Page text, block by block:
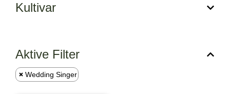
Kultivar
Aktive Filter
Wedding Singer